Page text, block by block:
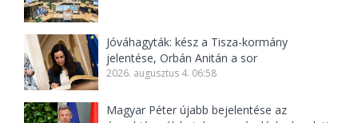
Jóváhagyták: kész a Tisza-kormány
jelentése, Orbán Anitán a sor
2026. augusztus 4. 06:58
Magyar Péter újabb bejelentése az